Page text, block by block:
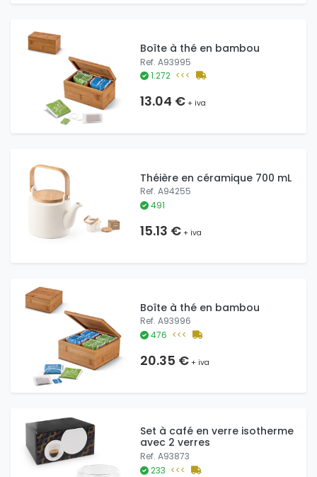
Boîte à thé en bambou
Ref. A93995
1.272 <<<
13.04 €+ iva
Théière en céramique 700 mL
Ref. A94255
491
15.13 €+ iva
Boîte à thé en bambou
Ref. A93996
476 <<<
20.35 €+ iva
Set à café en verre isotherme
avec 2 verres
Ref. A93873
233 <<<